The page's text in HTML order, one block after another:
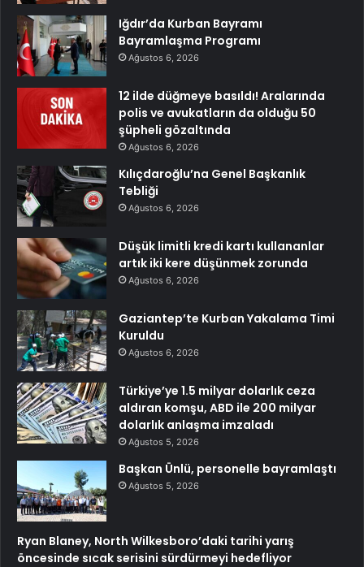
Iğdır’da Kurban Bayramı
Bayramlaşma Programı
Ağustos 6, 2026
12 ilde düğmeye basıldı! Aralarında
polis ve avukatların da olduğu 50
şüpheli gözaltında
Ağustos 6, 2026
Kılıçdaroğlu’na Genel Başkanlık
Tebliği
Ağustos 6, 2026
Düşük limitli kredi kartı kullananlar
artık iki kere düşünmek zorunda
Ağustos 6, 2026
Gaziantep’te Kurban Yakalama Timi
Kuruldu
Ağustos 6, 2026
Türkiye’ye 1.5 milyar dolarlık ceza
aldıran komşu, ABD ile 200 milyar
dolarlık anlaşma imzaladı
Ağustos 5, 2026
Başkan Ünlü, personelle bayramlaştı
Ağustos 5, 2026
Ryan Blaney, North Wilkesboro’daki tarihi yarış
öncesinde sıcak serisini sürdürmeyi hedefliyor